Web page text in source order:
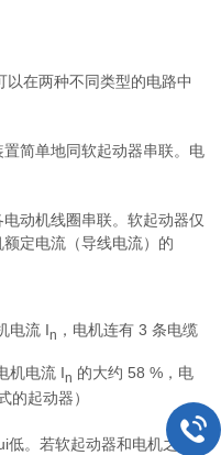
在两种不同类型的电路中
简单地同软起动器串联。电
动机线圈串联。软起动器仅
定电流（导线电流）的
电流 In ，电机连有 3 条电缆
机电流 In 的大约 58 %，电
的起动器）
低。若软起动器和电机之间